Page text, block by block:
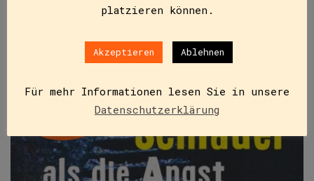
IN DEN WARENKORB
platzieren können.
Akzeptieren Ablehnen
Für mehr Informationen lesen Sie in unsere
Datenschutzerklärung